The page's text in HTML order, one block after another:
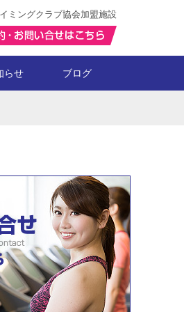
ミングクラブ協会加盟施設
らせ ブログ